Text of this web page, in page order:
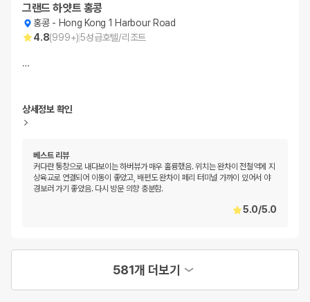
그랜드 하얏트 홍콩
홍콩- Hong Kong 1 Harbour Road
4.8(999+)5성급호텔/리조트
…
상세정보 확인
베스트 리뷰
커다란 통창으로 내다보이는 하버뷰가 매우 훌륭했음. 위치는 완차이 전철역에 지
상육교로 연결되어 이동이 좋았고, 배편도 완차이 페리 터미널 가까이 있어서 야
경보러 가기 좋았음. 다시 방문 의향 충분함.
5.0/5.0
581개 더보기